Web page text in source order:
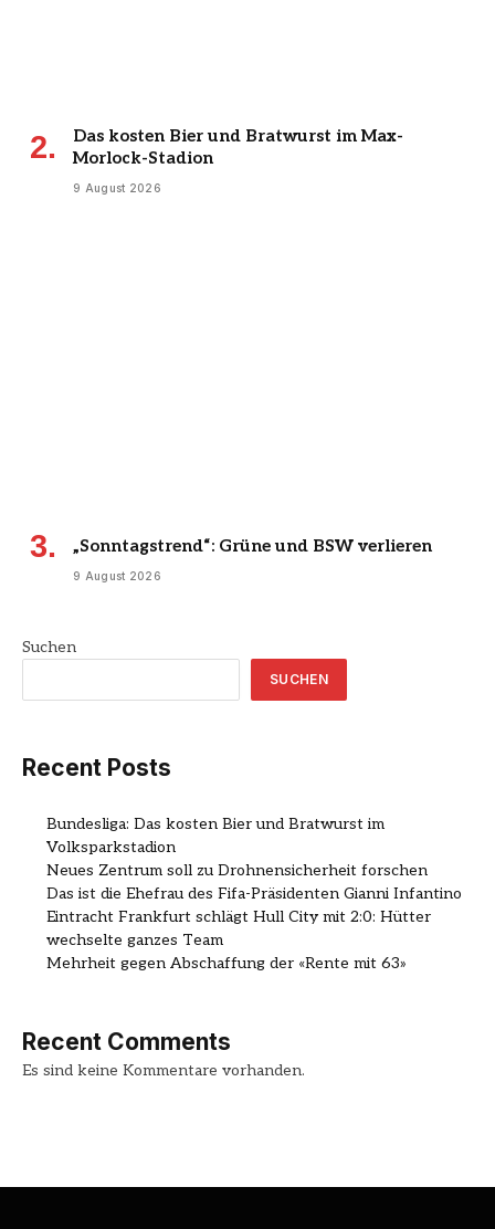
Das kosten Bier und Bratwurst im Max-
Morlock-Stadion
9 August 2026
„Sonntagstrend“: Grüne und BSW verlieren
9 August 2026
Suchen
SUCHEN
Recent Posts
Bundesliga: Das kosten Bier und Bratwurst im
Volksparkstadion
Neues Zentrum soll zu Drohnensicherheit forschen
Das ist die Ehefrau des Fifa-Präsidenten Gianni Infantino
Eintracht Frankfurt schlägt Hull City mit 2:0: Hütter
wechselte ganzes Team
Mehrheit gegen Abschaffung der «Rente mit 63»
Recent Comments
Es sind keine Kommentare vorhanden.